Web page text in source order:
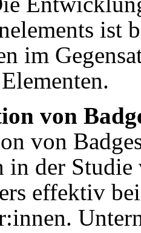
ist
im
von
von
in der
effektiv